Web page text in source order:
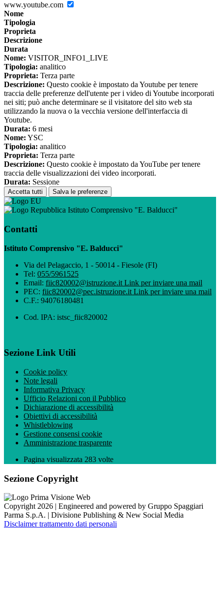
www.youtube.com
Nome
Tipologia
Proprieta
Descrizione
Durata
Nome: VISITOR_INFO1_LIVE
Tipologia: analitico
Proprieta: Terza parte
Descrizione: Questo cookie è impostato da Youtube per tenere
traccia delle preferenze dell'utente per i video di Youtube incorporati
nei siti; può anche determinare se il visitatore del sito web sta
utilizzando la nuova o la vecchia versione dell'interfaccia di
Youtube.
Durata: 6 mesi
Nome: YSC
Tipologia: analitico
Proprieta: Terza parte
Descrizione: Questo cookie è impostato da YouTube per tenere
traccia delle visualizzazioni dei video incorporati.
Durata: Sessione
Accetta tutti Salva le preferenze
Istituto Comprensivo "E. Balducci"
Contatti
Istituto Comprensivo "E. Balducci"
Via del Pelagaccio, 1 - 50014 - Fiesole (FI)
Tel: 055/5961525
Email: fiic820002@istruzione.it Link per inviare una mail
PEC: fiic820002@pec.istruzione.it Link per inviare una mail
C.F.: 94076180481
Cod. IPA: istsc_fiic820002
Sezione Link Utili
Cookie policy
Note legali
Informativa Privacy
Ufficio Relazioni con il Pubblico
Dichiarazione di accessibilità
Obiettivi di accessibilità
Whistleblowing
Gestione consensi cookie
Amministrazione trasparente
Pagina visualizzata 283 volte
Sezione Copyright
Copyright 2026 | Engineered and powered by Gruppo Spaggiari
Parma S.p.A. | Divisione Publishing & New Social Media
Disclaimer trattamento dati personali